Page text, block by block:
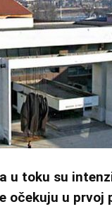
u toku su
očekuju u prvoj